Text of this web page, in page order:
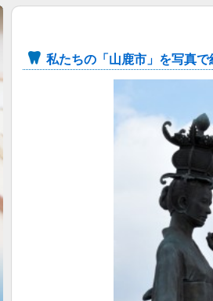
私たちの「山鹿市」を写真で